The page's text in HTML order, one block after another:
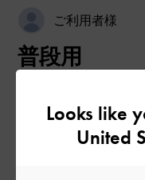
ご利用者様
普段用
普段は23センチですが
ただ、左足のみ左側部
Looks like
United